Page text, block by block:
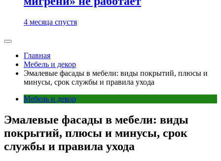
4 месяца спустя
Главная
Мебель и декор
Эмалевые фасады в мебели: виды покрытий, плюсы и
минусы, срок службы и правила ухода
Мебель и декор
Эмалевые фасады в мебели: виды
покрытий, плюсы и минусы, срок
службы и правила ухода